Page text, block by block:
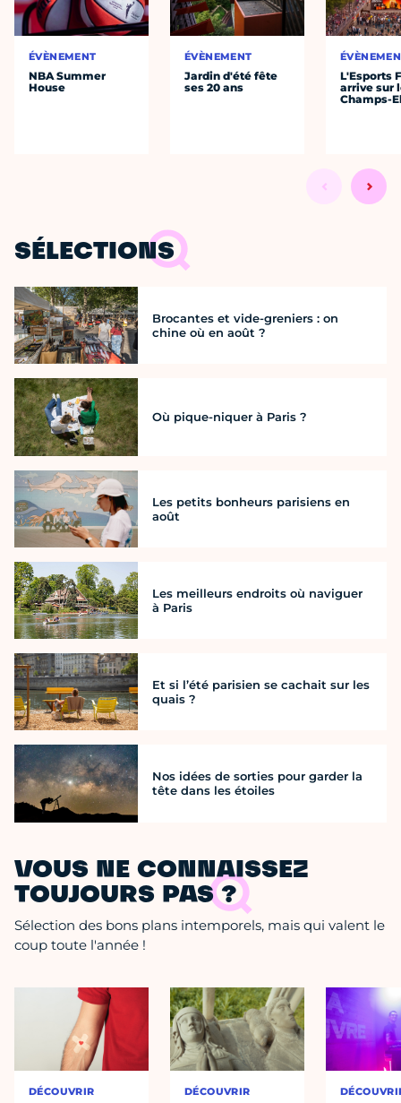
ÉVÈNEMENT
NBA Summer
House
ÉVÈNEMENT
Jardin d'été fête
ses 20 ans
L'Esports
arrive sur
Champs-
SÉLECTIONS
Brocantes et vide-greniers : on
chine où en août ?
Où pique-niquer à Paris ?
Les petits bonheurs parisiens en
août
Les meilleurs endroits où naviguer
à Paris
Et si l’été parisien se cachait sur les
quais ?
Nos idées de sorties pour garder la
tête dans les étoiles
VOUS NE CONNAISSEZ
TOUJOURS PAS ?
Sélection des bons plans intemporels, mais qui valent le
coup toute l'année !
DÉCOUVRIR DÉCOUVRIR